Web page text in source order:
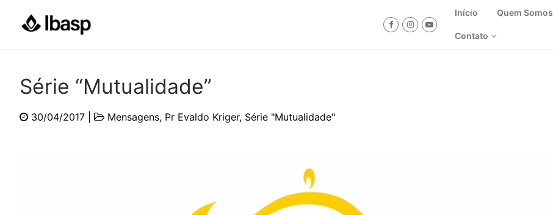
Início Quem Somos
Contato
Série “Mutualidade”
30/04/2017 Mensagens, Pr Evaldo Kriger, Série "Mutualidade"